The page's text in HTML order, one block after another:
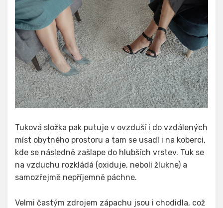
Tuková složka pak putuje v ovzduší i do vzdálených
míst obytného prostoru a tam se usadí i na koberci,
kde se následně zašlape do hlubších vrstev. Tuk se
na vzduchu rozkládá (oxiduje, neboli žlukne) a
samozřejmě nepříjemně páchne.
Velmi častým zdrojem zápachu jsou i chodidla, což